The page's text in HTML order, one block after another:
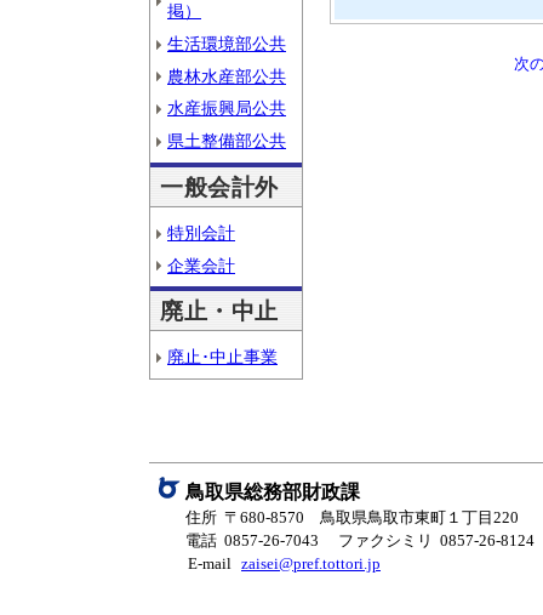
掲）
生活環境部公共
農林水産部公共
水産振興局公共
県土整備部公共
一般会計外
特別会計
企業会計
廃止・中止
廃止･中止事業
次
鳥取県総務部財政課
住所 〒680-8570 鳥取県鳥取市東町１丁目220
電話 0857-26-7043
ファクシミリ 0857-26-8124
E-mail zaisei@pref.tottori.jp